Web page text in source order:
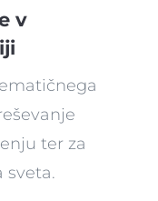
v
ter za
sveta.